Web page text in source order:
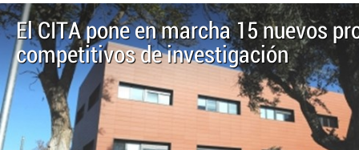
El CITA pone en marcha 15 nuevos
competitivos de investigación